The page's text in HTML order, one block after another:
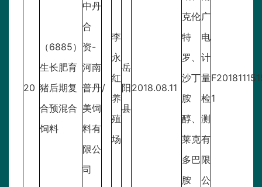
20
（6885）
生长肥育
猪后期复
合预混合
饲料
中丹
合
资-
河南
普丹
美饲
料有
限公
司
/
李
永
红
养
殖
场
岳
阳
县
2018.08.11
克伦
特
罗、
沙丁
胺
醇、
莱克
多巴
胺
广
电
计
量
检
测
有
限
公
1